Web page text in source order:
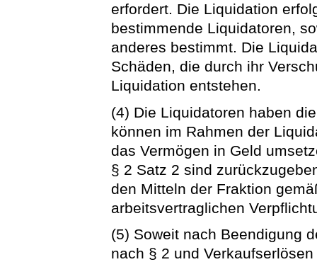
erfordert. Die Liquidation
bestimmende Liquidatoren,
anderes bestimmt. Die
Schäden, die durch ihr
Liquidation entstehen.
(4) Die Liquidatoren haben
können im Rahmen der
das Vermögen in Geld
§ 2 Satz 2 sind
den Mitteln der Fraktion
arbeitsvertraglichen
(5) Soweit nach Beendigung
nach § 2 und